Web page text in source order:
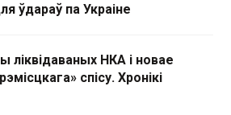
ўдараў па Украіне
ліквідаваных НКА і новае
спісу. Хронікі